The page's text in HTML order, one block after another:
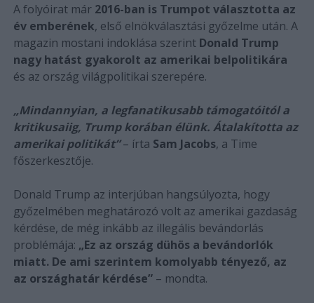
A folyóirat már 2016-ban is Trumpot választotta az
év emberének, első elnökválasztási győzelme után. A
magazin mostani indoklása szerint Donald Trump
nagy hatást gyakorolt az amerikai belpolitikára
és az ország világpolitikai szerepére.
„Mindannyian, a legfanatikusabb támogatóitól a
kritikusaiig, Trump korában élünk. Átalakította az
amerikai politikát”– írta Sam Jacobs, a Time
főszerkesztője.
Donald Trump az interjúban hangsúlyozta, hogy
győzelmében meghatározó volt az amerikai gazdaság
kérdése, de még inkább az illegális bevándorlás
problémája: „Ez az ország dühös a bevándorlók
miatt. De ami szerintem komolyabb tényező, az
az országhatár kérdése”– mondta.